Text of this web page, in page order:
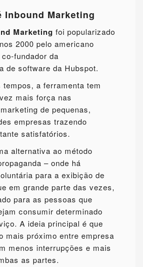
Inbound Marketing
Marketing foi popularizado
2000 pelo americano
fundador da
de software da Hubspot.
a ferramenta tem
mais força nas
de pequenas,
empresas trazendo
satisfatórios.
alternativa ao método
– onde há
para a exibição de
em grande parte das vezes,
para as pessoas que
consumir determinado
A ideia principal é que
mais próximo entre empresa
menos interrupções e mais
as partes.